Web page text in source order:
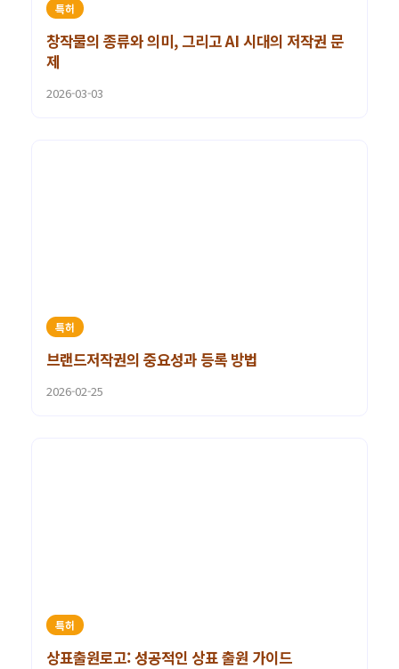
특허
창작물의 종류와 의미, 그리고 AI 시대의 저작권 문
제
2026-03-03
특허
브랜드저작권의 중요성과 등록 방법
2026-02-25
특허
상표출원로고: 성공적인 상표 출원 가이드